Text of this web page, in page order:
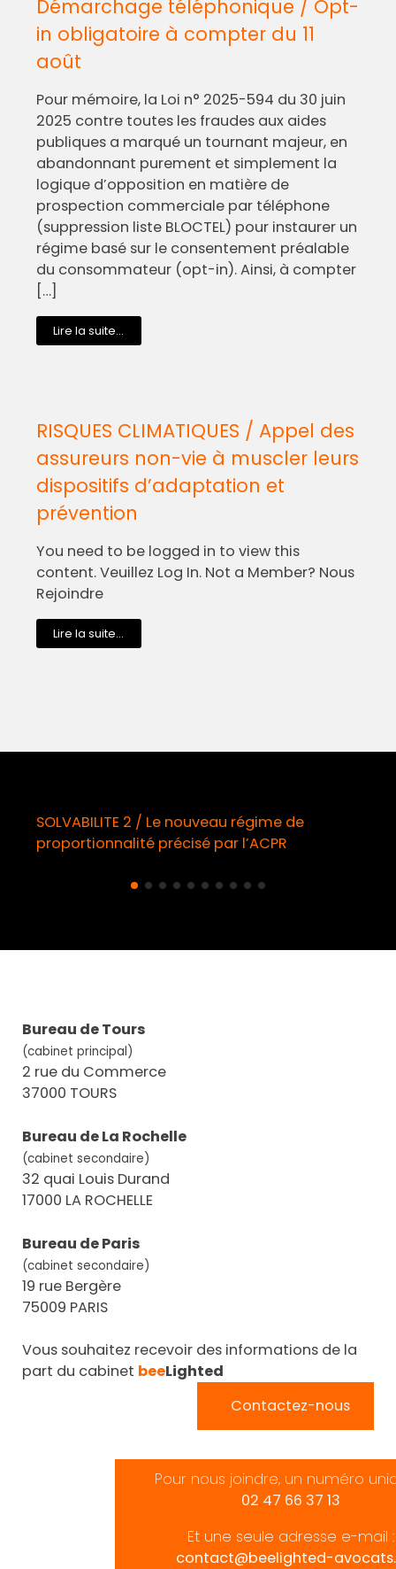
Démarchage téléphonique / Opt-
in obligatoire à compter du 11
août
Pour mémoire, la Loi n° 2025-594 du 30 juin
2025 contre toutes les fraudes aux aides
publiques a marqué un tournant majeur, en
abandonnant purement et simplement la
logique d’opposition en matière de
prospection commerciale par téléphone
(suppression liste BLOCTEL) pour instaurer un
régime basé sur le consentement préalable
du consommateur (opt-in). Ainsi, à compter
[…]
Lire la suite...
RISQUES CLIMATIQUES / Appel des
assureurs non-vie à muscler leurs
dispositifs d’adaptation et
prévention
You need to be logged in to view this
content. Veuillez Log In. Not a Member? Nous
Rejoindre
Lire la suite...
SOLVABILITE 2 / Le nouveau régime de
proportionnalité précisé par l’ACPR
Bureau de Tours
(cabinet principal)
2 rue du Commerce
37000 TOURS
Bureau de La Rochelle
(cabinet secondaire)
32 quai Louis Durand
17000 LA ROCHELLE
Bureau de Paris
(cabinet secondaire)
19 rue Bergère
75009 PARIS
Vous souhaitez recevoir des informations de la
part du cabinet beeLighted
Contactez-nous
Pour nous joindre, un numéro
02 47 66 37 13
Et une seule adresse e-mail :
contact@beelighted-